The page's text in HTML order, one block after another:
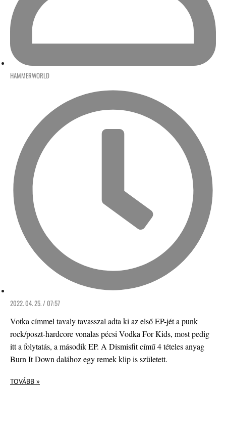
HAMMERWORLD
2022. 04. 25. / 07:57
Votka címmel tavaly tavasszal adta ki az első EP-jét a punk
rock/poszt-hardcore vonalas pécsi Vodka For Kids, most pedig
itt a folytatás, a második EP. A Dismisfit című 4 tételes anyag
Burn It Down dalához egy remek klip is született.
TOVÁBB »